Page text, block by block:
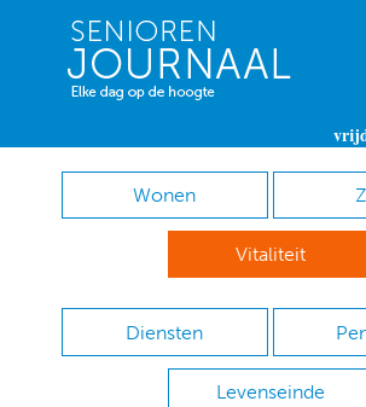
Wonen
Vitaliteit
Diensten
Levenseinde